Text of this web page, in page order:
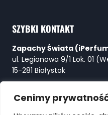
Cenimy
SZYBKI KONTAKT
Zapachy Świata
ul. Legionowa 9/1 Lok. 01
15-281 Białystok
E-mail: